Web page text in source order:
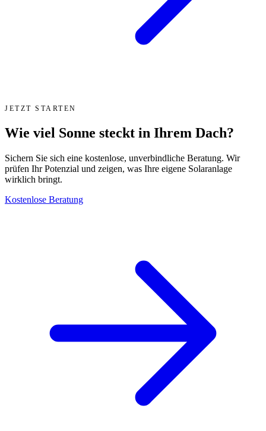
JETZT STARTEN
Wie viel Sonne steckt in Ihrem Dach?
Sichern Sie sich eine kostenlose, unverbindliche Beratung. Wir
prüfen Ihr Potenzial und zeigen, was Ihre eigene Solaranlage
wirklich bringt.
Kostenlose Beratung